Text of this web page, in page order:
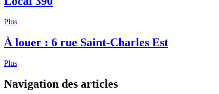
Plus
À louer : 6 rue Saint-Charles Est
Plus
Navigation des articles